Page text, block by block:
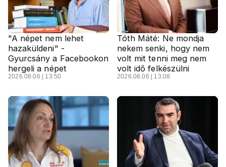
"A népet nem lehet
hazaküldeni" -
Gyurcsány a Facebookon
hergeli a népet
2026.08.06 | 13:50
Tóth Máté: Ne mondja
nekem senki, hogy nem
volt mit tenni meg nem
volt idő felkészülni
2026.08.06 | 13:08